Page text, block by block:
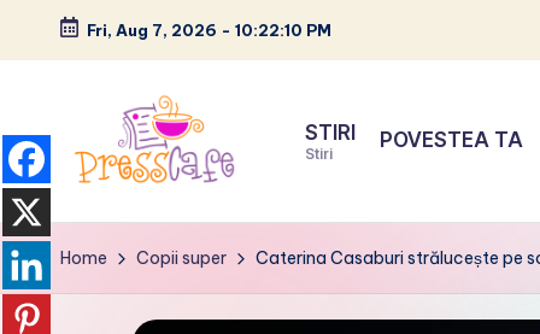
Skip
content
Fri, Aug 7, 2026 - 10:22:12 PM
P
r
experientelor
urbane
STIRI
Stiri
POVESTEA TA
Home Copii super Caterina Casaburi strălucește pe